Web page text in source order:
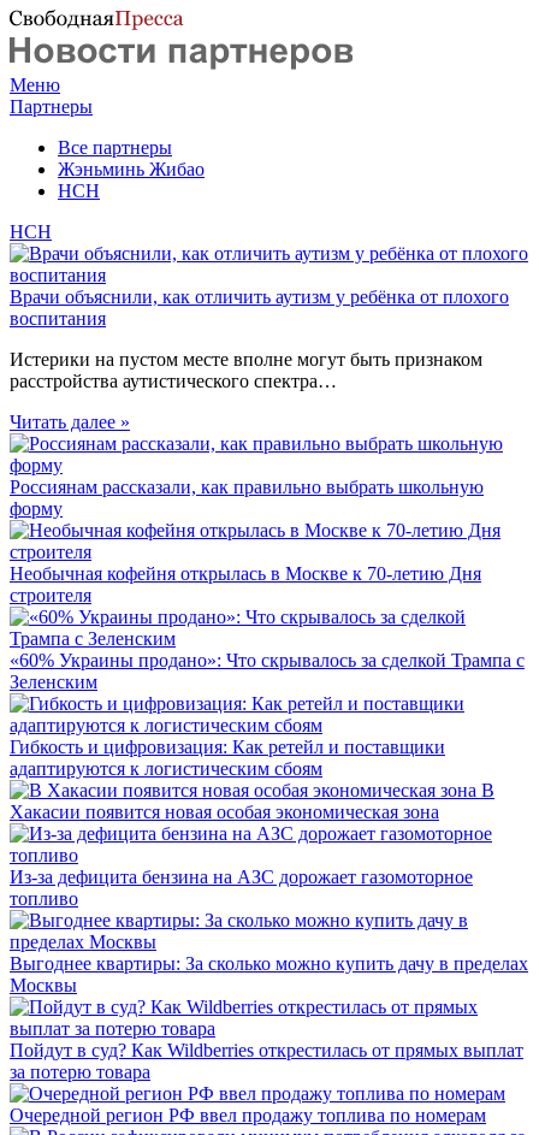
Меню
Партнеры
Все партнеры
Жэньминь Жибао
НСН
НСН
Врачи объяснили, как отличить аутизм у ребёнка от плохого
воспитания
Истерики на пустом месте вполне могут быть признаком
расстройства аутистического спектра…
Читать далее »
Россиянам рассказали, как правильно выбрать школьную
форму
Необычная кофейня открылась в Москве к 70-летию Дня
строителя
«60% Украины продано»: Что скрывалось за сделкой Трампа с
Зеленским
Гибкость и цифровизация: Как ретейл и поставщики
адаптируются к логистическим сбоям
В
Хакасии появится новая особая экономическая зона
Из-за дефицита бензина на АЗС дорожает газомоторное
топливо
Выгоднее квартиры: За сколько можно купить дачу в пределах
Москвы
Пойдут в суд? Как Wildberries открестилась от прямых выплат
за потерю товара
Очередной регион РФ ввел продажу топлива по номерам